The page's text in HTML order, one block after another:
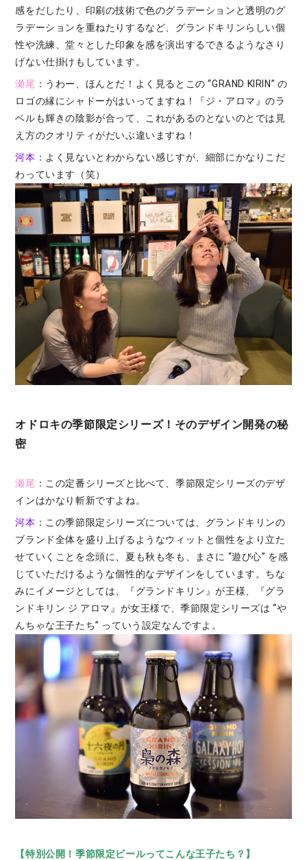
感をだしたり、印刷の技術で色のグラデーションと透明のグ
ラデーションを重ねたりするなど、グランドキリンらしい個
性や洗練、堂々とした印象を感を演出するできるようなさり
げない仕掛けもしています。
瀬尾 ：うわー、ほんとだ！よく見るとこの “GRAND KIRIN” の
ロゴの縁にシャドーがはいってますね！『ジ・アロマ』のラ
ベルも輝きの陰影が合って、これがあるのとないのとでは見
え方のクオリティがだいぶ違いますね！
河本 ：よく見ないとわからない感じすが、細部にかなりこだ
わっています（笑）
オドロキの季節限定シリーズ！そのデザイン開発の秘
密
瀬尾 ：この定番シリーズと比べて、季節限定シリーズのデザ
インはかなり斬新ですよね。
河本 ：この季節限定シリーズについては、グランドキリンの
ブランド全体を盛り上げるようなウィットと個性をより立た
せていくことを念頭に、夏も秋も冬も、まさに “遊び心” を感
じていただけるような個性的なデザインをしています。ちな
みにイメージとしては、『グランドキリン』が王様、『グラ
ンドキリン ジ アロマ』が女王様で、季節限定シリーズは “や
んちゃな王子たち” っていう設定なんですよ。
【特別公開！季節限定ビールってこんな王子たち？】